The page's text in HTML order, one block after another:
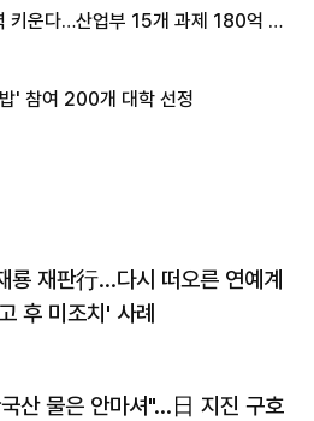
키운다…산업부 15개 과제 180억 지
' 참여 200개 대학 선정
룡 재판行…다시 떠오른 연예계
후 미조치' 사례
산 물은 안마셔"…日 지진 구호